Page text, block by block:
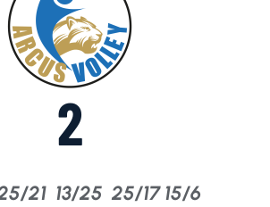
2
21 13/25 25/17 15/6